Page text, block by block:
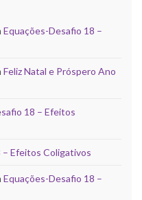
Equações-Desafio 18 –
Feliz Natal e Próspero Ano
18 – Efeitos
Efeitos Coligativos
Equações-Desafio 18 –